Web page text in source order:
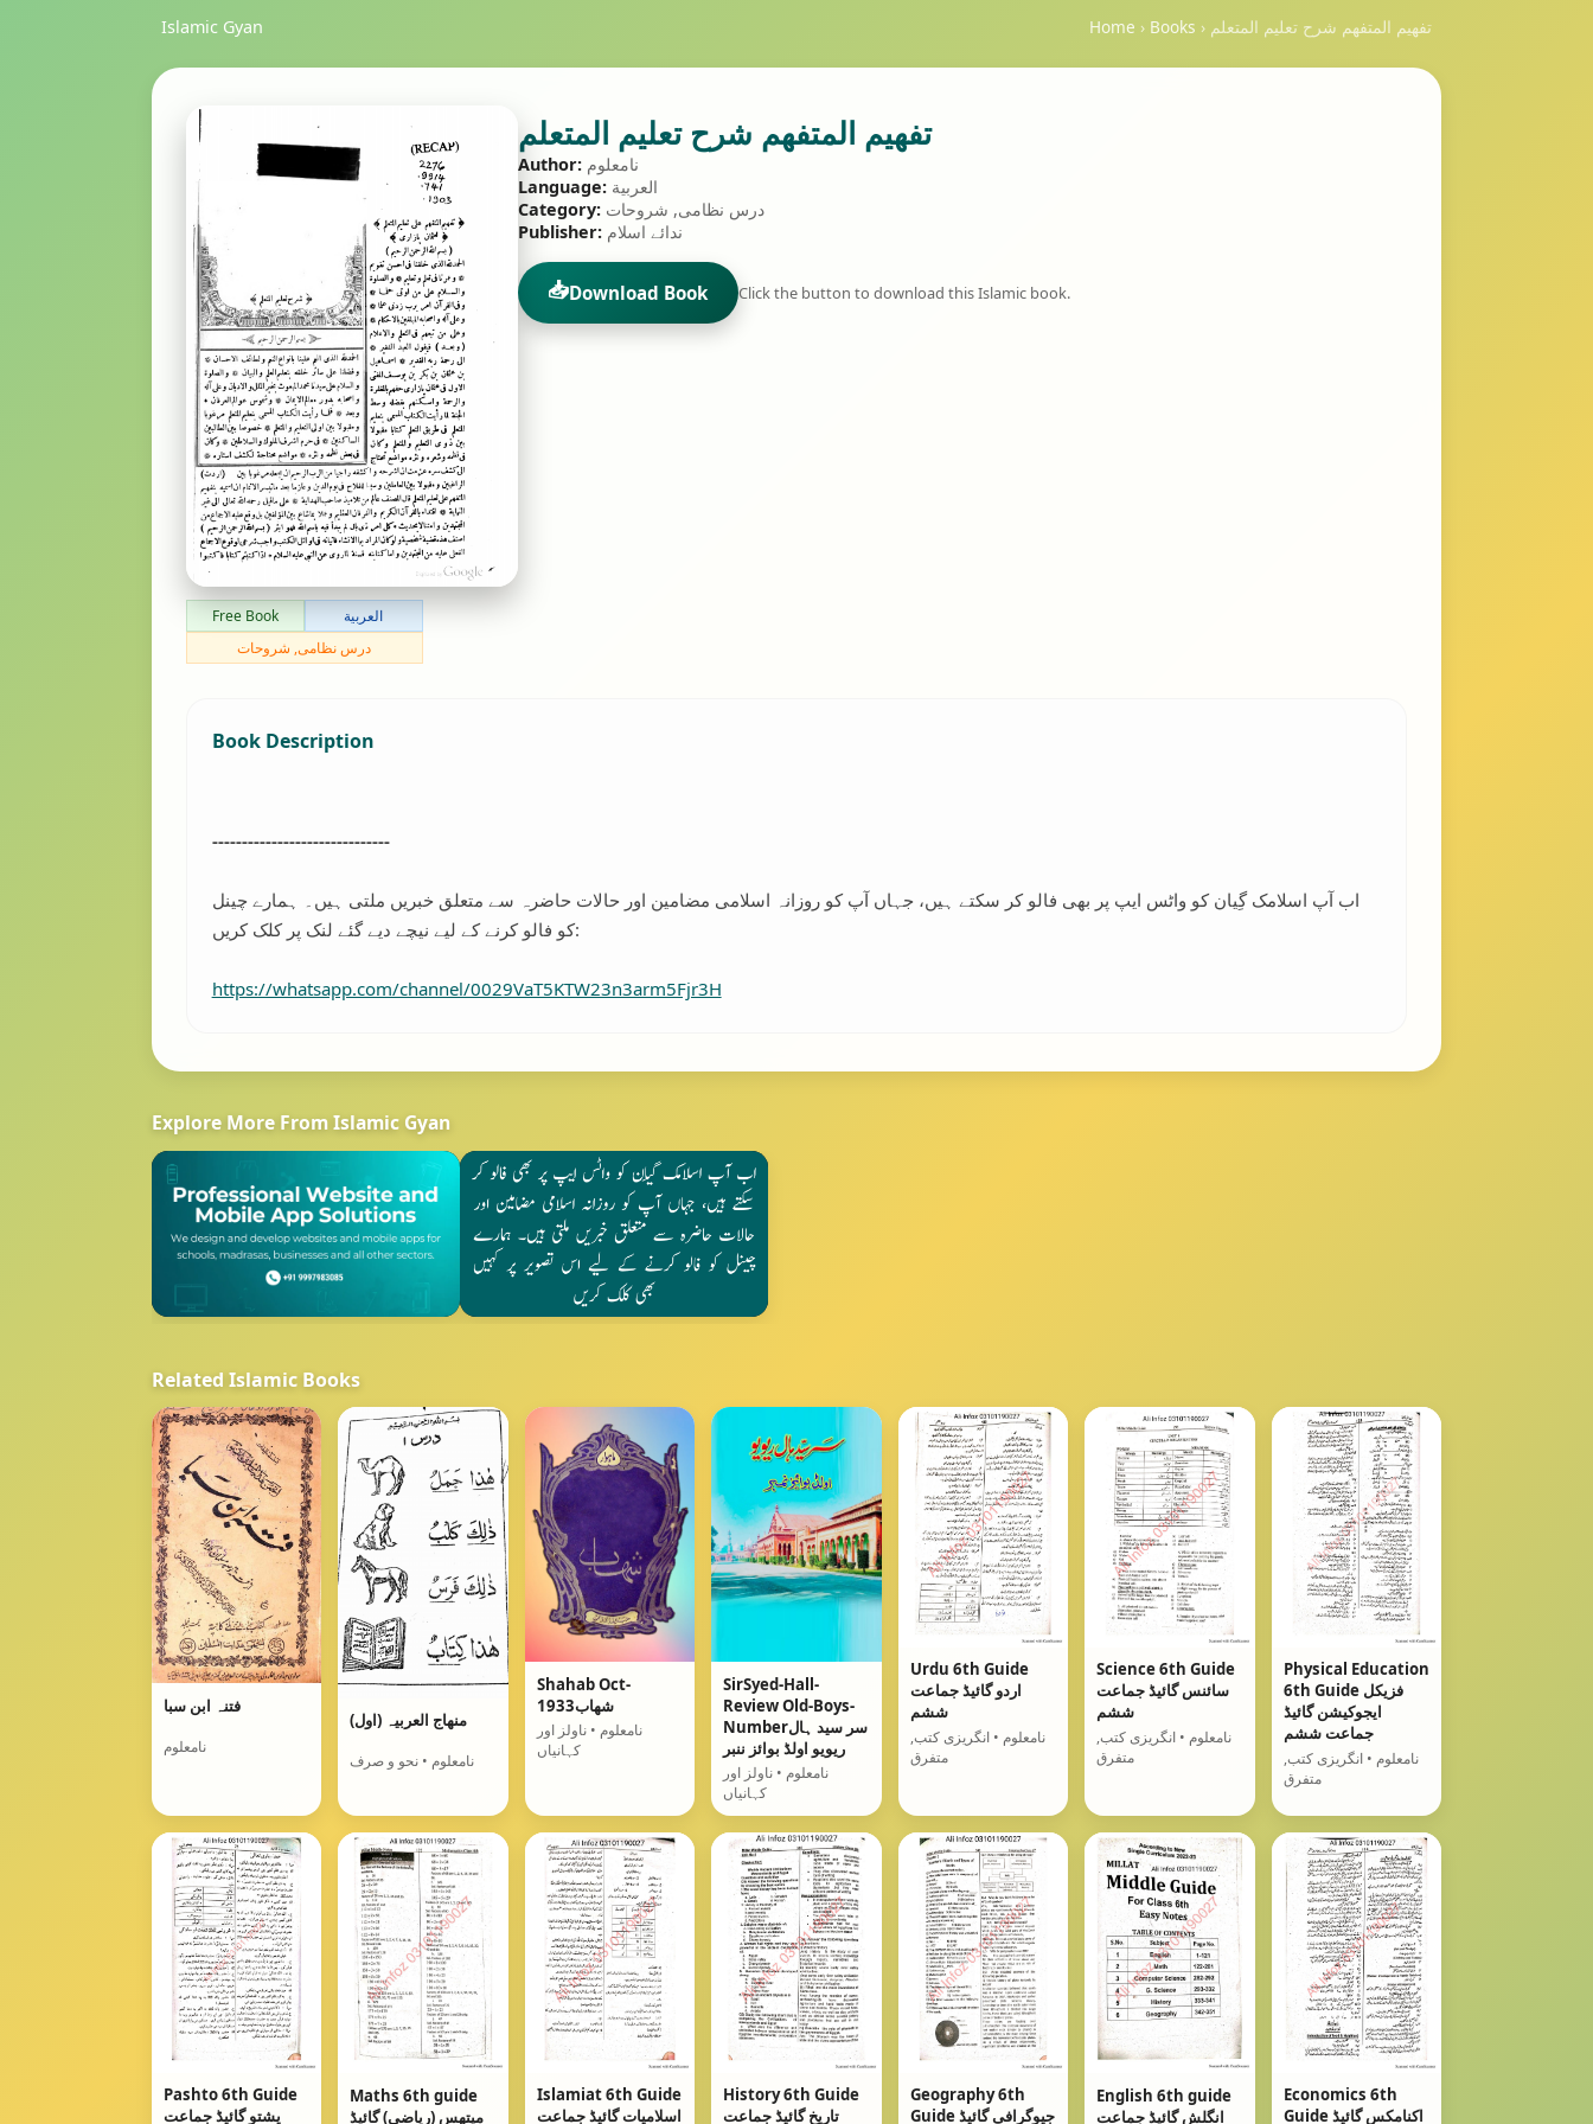
Islamic Gyan Home › Books › تفهيم المتفهم شرح تعليم المتعلم
Free Book
العربية
درس نظامی, شروحات
تفهيم المتفهم شرح تعليم المتعلم
Author: نامعلوم
Language: العربية
Category: درس نظامی, شروحات
Publisher: ندائے اسلام
📥Download Book Click the button to download this Islamic book.
Book Description
------------------------------
اب آپ اسلامک گِیان کو واٹس ایپ پر بھی فالو کر سکتے ہیں، جہاں آپ کو روزانہ اسلامی مضامین اور حالات حاضرہ سے متعلق خبریں ملتی ہیں۔ ہمارے چینل
کو فالو کرنے کے لیے نیچے دیے گئے لنک پر کلک کریں:
https://whatsapp.com/channel/0029VaT5KTW23n3arm5Fjr3H
Explore More From Islamic Gyan
Related Islamic Books
فتنہ ابن سبا
نامعلوم
منھاج العربیہ (اول)
نامعلوم • نحو و صرف
Shahab Oct-
1933شھاب
نامعلوم • ناولز اور
کہانیاں
SirSyed-Hall-
Review Old-Boys-
Numberسر سید ہال
ریویو اولڈ بوائز ننبر
نامعلوم • ناولز اور
کہانیاں
Urdu 6th Guide
اردو گائیڈ جماعت
ششم
نامعلوم • انگریزی کتب,
متفرق
Science 6th Guide
سائنس گائیڈ جماعت
ششم
نامعلوم • انگریزی کتب,
متفرق
Physical Education
6th Guide فزیکل
ایجوکیشن گائیڈ
جماعت ششم
نامعلوم • انگریزی کتب,
متفرق
Pashto 6th Guide
پشتو گائیڈ جماعت
Maths 6th guide
میتھس (ریاضی) گائیڈ
Islamiat 6th Guide
اسلامیات گائیڈ جماعت
History 6th Guide
تاریخ گائیڈ جماعت
Geography 6th
Guide جیوگرافی گائیڈ
English 6th guide
انگلش گائیڈ جماعت
Economics 6th
Guide اکنامکس گائیڈ